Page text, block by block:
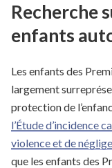
Recherche
enfants
Les enfants des
largement
protection de
l’Étude d’incidence
violence et de
que les enfants des